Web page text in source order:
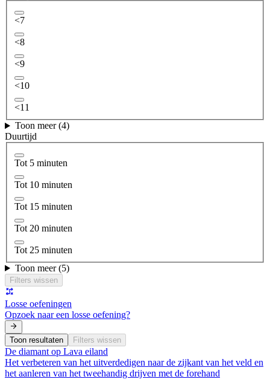
<7
<8
<9
<10
<11
Toon meer (4)
Duurtijd
Tot 5 minuten
Tot 10 minuten
Tot 15 minuten
Tot 20 minuten
Tot 25 minuten
Toon meer (5)
Filters wissen
Losse oefeningen
Opzoek naar een losse oefening?
Toon resultaten Filters wissen
De diamant op Lava eiland
Het verbeteren van het uitverdedigen naar de zijkant van het veld en
het aanleren van het tweehandig drijven met de forehand